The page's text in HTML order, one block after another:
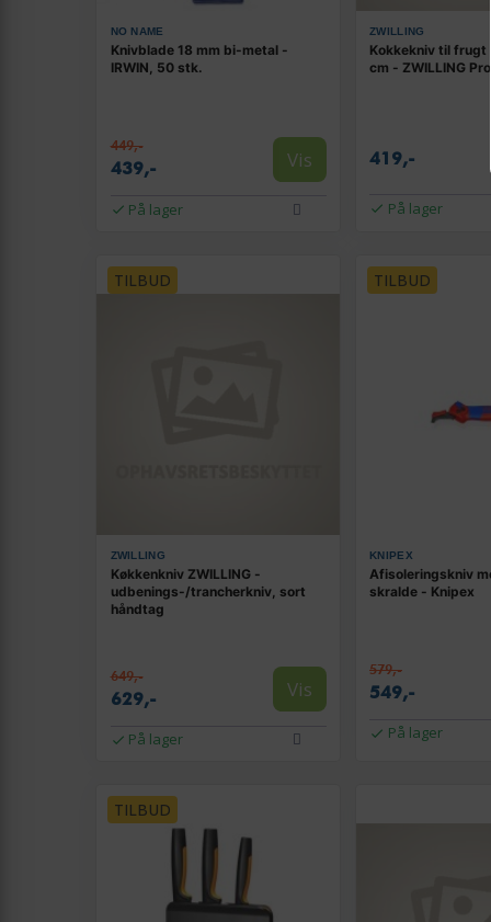
NO NAME
Knivblade 18 mm bi-metal -
IRWIN, 50 stk.
449,-
439,- Vis
På lager
ZWILLING
Kokkekniv til frugt
cm - ZWILLING Pro
419,-
På lager
TILBUD
ZWILLING
Køkkenkniv ZWILLING -
udbenings-/trancherkniv, sort
håndtag
649,-
629,- Vis
På lager
TILBUD
KNIPEX
Afisoleringskniv
skralde - Knipex
579,-
549,-
På lager
TILBUD